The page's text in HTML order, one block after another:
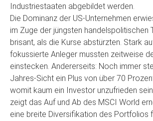
Industriestaaten abgebildet werden.
Die Dominanz der US-Unternehmen
im Zuge der jüngsten handelspolitischen
brisant, als die Kurse abstürzten. Stark
fokussierte Anleger mussten zeitweise
einstecken. Andererseits: Noch immer
Jahres-Sicht ein Plus von über 70
womit kaum ein Investor unzufrieden
zeigt das Auf und Ab des MSCI World
eine breite Diversifikation des Portfolios